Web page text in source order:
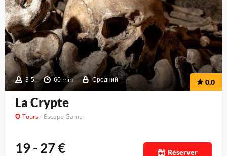
3-5 60 min Средний 0.0
La Crypte
Tours Escape Game
19 - 27€ Réserver